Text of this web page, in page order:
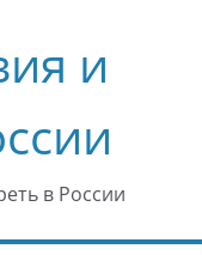
и
в России